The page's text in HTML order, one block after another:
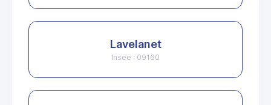
Lavelanet
Insee : 09160